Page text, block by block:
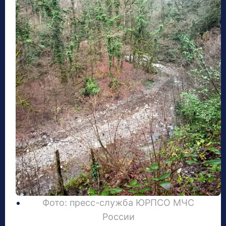
Фото: пресс-служба ЮРПСО МЧС
России